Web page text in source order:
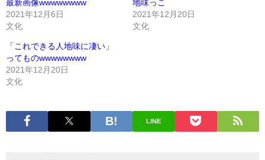
最新画像wwwwwwww
2021年12月6日
文化
地味っこ
2021年12月20日
文化
「これできる人地味に凄い」
ってものwwwwwwww
2021年12月20日
文化
LINE